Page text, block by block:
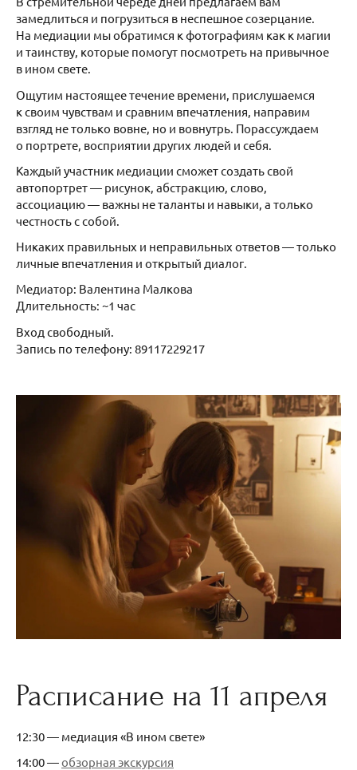
замедлиться и погрузиться в неспешное созерцание.
На медиации мы обратимся к фотографиям как к магии
и таинству, которые помогут посмотреть на привычное
в ином свете.
Ощутим настоящее течение времени, прислушаемся
к своим чувствам и сравним впечатления, направим
взгляд не только вовне, но и вовнутрь. Порассуждаем
о портрете, восприятии других людей и себя.
Каждый участник медиации сможет создать свой
автопортрет — рисунок, абстракцию, слово,
ассоциацию — важны не таланты и навыки, а только
честность с собой.
Никаких правильных и неправильных ответов — только
личные впечатления и открытый диалог.
Медиатор: Валентина Малкова
Длительность: ~1 час
Вход свободный.
Запись по телефону: 89117229217
Расписание на 11 апреля
12:30 — медиация «В ином свете»
14:00 —обзорная экскурсия